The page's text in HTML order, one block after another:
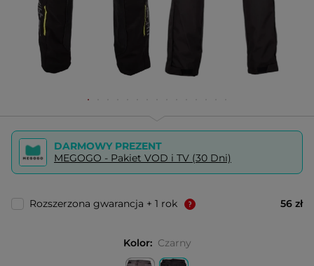
DARMOWY PREZENT
MEGOGO - Pakiet VOD i TV (30 Dni)
Rozszerzona gwarancja + 1 rok 56 zł
Kolor: Czarny